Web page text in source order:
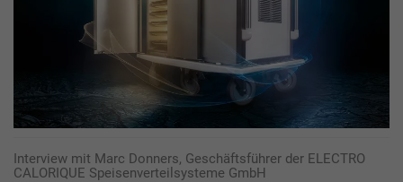
Interview mit Marc Donners, Geschäftsführer der ELECTRO
CALORIQUE ­Speisenverteilsysteme GmbH